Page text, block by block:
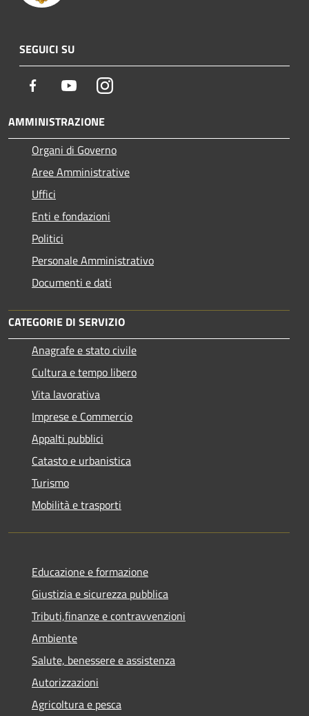
SEGUICI SU
Facebook YoutubeInstagram
AMMINISTRAZIONE
Organi di Governo
Aree Amministrative
Uffici
Enti e fondazioni
Politici
Personale Amministrativo
Documenti e dati
CATEGORIE DI SERVIZIO
Anagrafe e stato civile
Cultura e tempo libero
Vita lavorativa
Imprese e Commercio
Appalti pubblici
Catasto e urbanistica
Turismo
Mobilità e trasporti
Educazione e formazione
Giustizia e sicurezza pubblica
Tributi,finanze e contravvenzioni
Ambiente
Salute, benessere e assistenza
Autorizzazioni
Agricoltura e pesca